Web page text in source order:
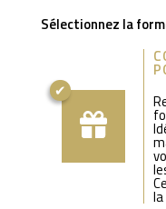
Sélectionnez la